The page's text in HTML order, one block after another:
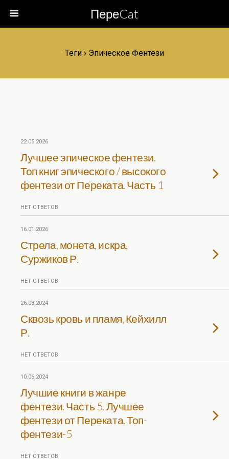
ПереCat
Теги › Эпическое Фентези
22.05.2026
Лучшее эпическое фентези.
Топ книг эпического / высокого
фентези от Переката. Часть 1
НЕТ ОТВЕТОВ
16.01.2026
Стрела, монета, искра,
Суржиков Р.
НЕТ ОТВЕТОВ
26.08.2024
Сквозь кровь и пламя, Кейхилл
Р.
НЕТ ОТВЕТОВ
10.06.2024
Лучшие книги в жанре
фентези. Часть 5. Лучшее
фентези от Переката. Топ-
фентези-5
НЕТ ОТВЕТОВ